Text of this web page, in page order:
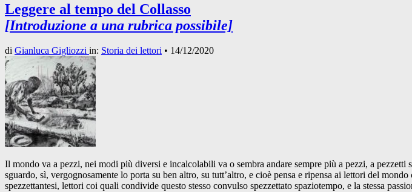
Leggere al tempo del Collasso
[Introduzione a una rubrica possibile]
di Gianluca Gigliozzi in: Storia dei lettori • 14/12/2020
Il mondo va a pezzi, nei modi più diversi e incalcolabili va o sembra andare sempre più a pezzi, a
sguardo, sì, vergognosamente lo porta su ben altro, su tutt’altro, e cioè pensa e ripensa ai lettori del
spezzettantesi, lettori coi quali condivide questo stesso convulso spezzettato spaziotempo, e la stessa